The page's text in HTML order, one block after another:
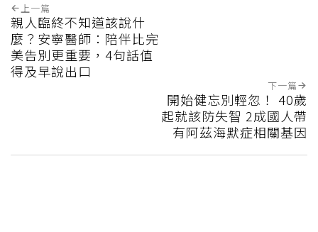
上一篇
親人臨終不知道該說什
麼？安寧醫師：陪伴比完
美告別更重要，4句話值
得及早說出口
下一篇
開始健忘別輕忽！ 40歲
起就該防失智 2成國人帶
有阿茲海默症相關基因